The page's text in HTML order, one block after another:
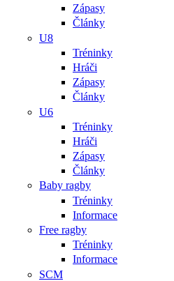
Zápasy
Články
U8
Tréninky
Hráči
Zápasy
Články
U6
Tréninky
Hráči
Zápasy
Články
Baby ragby
Tréninky
Informace
Free ragby
Tréninky
Informace
SCM